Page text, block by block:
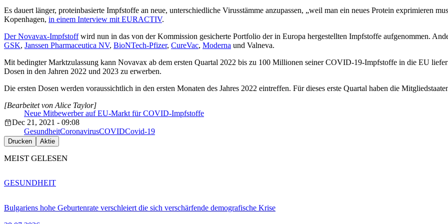
Es dauert länger, proteinbasierte Impfstoffe an neue, unterschiedliche Virusstämme anzupassen, „weil man ein neues Protein exprimieren
Kopenhagen, in einem Interview mit EURACTIV.
Der Novavax-Impfstoffwird nun in das von der Kommission gesicherte Portfolio der in Europa hergestellten Impfstoffe aufgenommen.
GSK, Janssen Pharmaceutica NV, BioNTech-Pfizer, CureVac, Moderna und Valneva.
Mit bedingter Marktzulassung kann Novavax ab dem ersten Quartal 2022 bis zu 100 Millionen seiner COVID-19-Impfstoffe in die EU
Dosen in den Jahren 2022 und 2023 zu erwerben.
Die ersten Dosen werden voraussichtlich in den ersten Monaten des Jahres 2022 eintreffen. Für dieses erste Quartal haben die
Neue Mitbewerber auf EU-Markt für COVID-Impfstoffe
[Bearbeitet von Alice Taylor]
Dec 21, 2021 - 09:08
GesundheitCoronavirusCOVIDCovid-19
Drucken Aktie
MEIST GELESEN
Bulgariens hohe Geburtenrate verschleiert die sich verschärfende demografische Krise
GESUNDHEIT